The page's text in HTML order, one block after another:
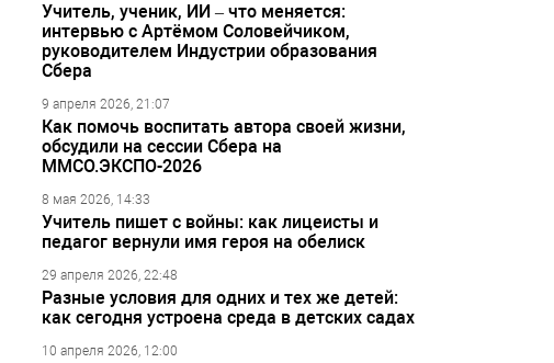
Учитель, ученик, ИИ – что меняется:
интервью с Артёмом Соловейчиком,
руководителем Индустрии образования
Сбера
9 апреля 2026, 21:07
Как помочь воспитать автора своей жизни,
обсудили на сессии Сбера на
ММСО.ЭКСПО-2026
8 мая 2026, 14:33
Учитель пишет с войны: как лицеисты и
педагог вернули имя героя на обелиск
29 апреля 2026, 22:48
Разные условия для одних и тех же детей:
как сегодня устроена среда в детских садах
10 апреля 2026, 12:00